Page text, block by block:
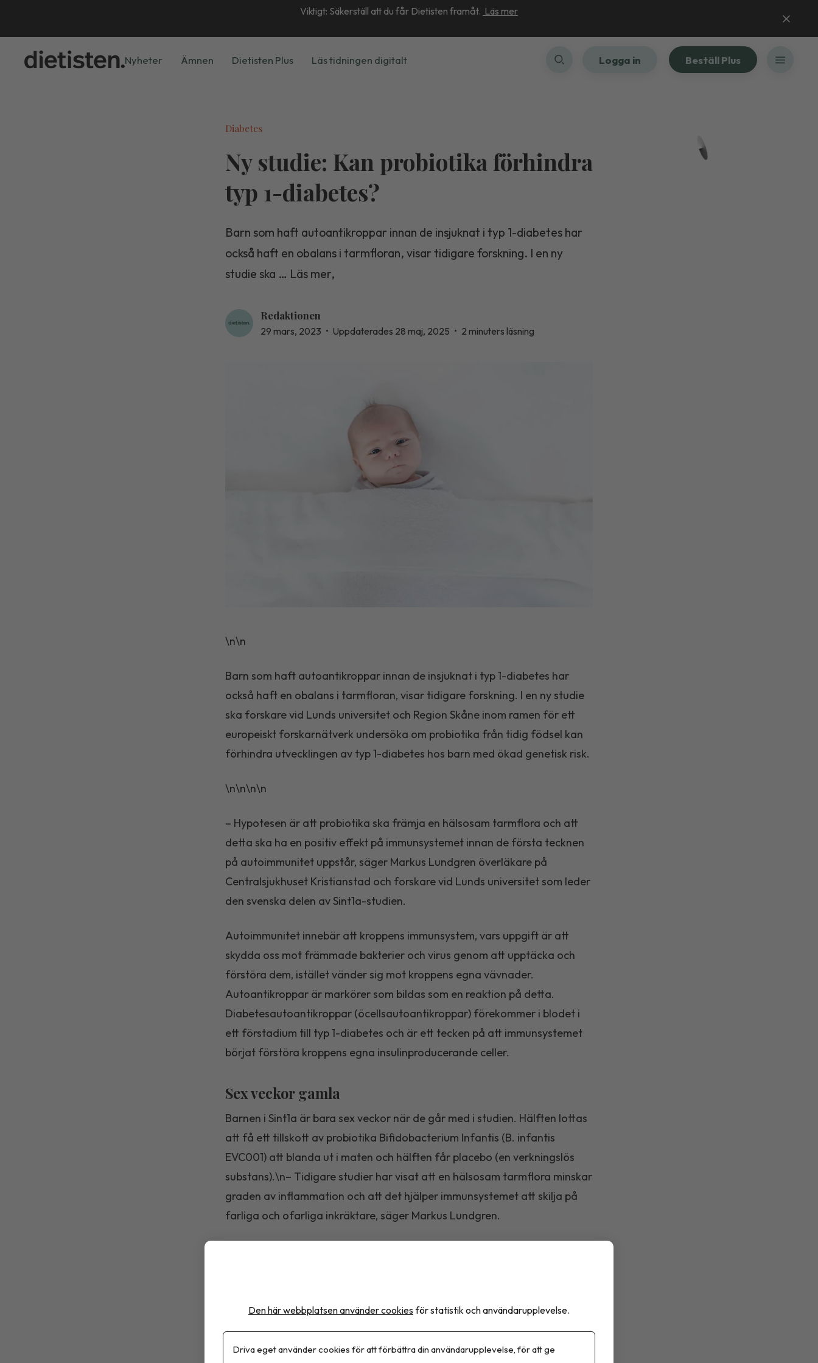
Viktigt: Säkerställ att du får Dietisten framåt. Läs mer
Nyheter Ämnen Dietisten Plus Läs tidningen digitalt Logga in Beställ Plus
Diabetes
Ny studie: Kan probiotika förhindra
typ 1-diabetes?
Barn som haft autoantikroppar innan de insjuknat i typ 1-diabetes har
också haft en obalans i tarmfloran, visar tidigare forskning. I en ny
studie ska … Läs mer,
Redaktionen
29 mars, 2023 • Uppdaterades 28 maj, 2025 • 2 minuters läsning
\n\n
Barn som haft autoantikroppar innan de insjuknat i typ 1-diabetes har
också haft en obalans i tarmfloran, visar tidigare forskning. I en ny studie
ska forskare vid Lunds universitet och Region Skåne inom ramen för ett
europeiskt forskarnätverk undersöka om probiotika från tidig födsel kan
förhindra utvecklingen av typ 1-diabetes hos barn med ökad genetisk risk.
\n\n\n\n
– Hypotesen är att probiotika ska främja en hälsosam tarmflora och att
detta ska ha en positiv effekt på immunsystemet innan de första tecknen
på autoimmunitet uppstår, säger Markus Lundgren överläkare på
Centralsjukhuset Kristianstad och forskare vid Lunds universitet som leder
den svenska delen av Sint1a-studien.
Autoimmunitet innebär att kroppens immunsystem, vars uppgift är att
skydda oss mot främmade bakterier och virus genom att upptäcka och
förstöra dem, istället vänder sig mot kroppens egna vävnader.
Autoantikroppar är markörer som bildas som en reaktion på detta.
Diabetesautoantikroppar (öcellsautoantikroppar) förekommer i blodet i
ett förstadium till typ 1-diabetes och är ett tecken på att immunsystemet
börjat förstöra kroppens egna insulinproducerande celler.
Sex veckor gamla
Barnen i Sint1a är bara sex veckor när de går med i studien. Hälften lottas
att få ett tillskott av probiotika Bifidobacterium Infantis (B. infantis
EVC001) att blanda ut i maten och hälften får placebo (en verkningslös
substans).\n– Tidigare studier har visat att en hälsosam tarmflora minskar
graden av inflammation och att det hjälper immunsystemet att skilja på
farliga och ofarliga inkräktare, säger Markus Lundgren.
av GPPAD, ett nätverk av forskare i Tyskland, Belgien, Storbritannien,
ha specifika riskgener har en ökad risk att insjukna i typ 1-diabetes och kan
Den här webbplatsen använder cookies för statistik och användarupplevelse.
Driva eget använder cookies för att förbättra din användarupplevelse, för att ge